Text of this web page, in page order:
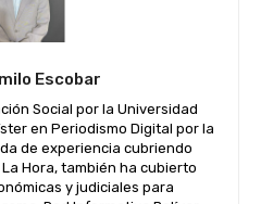
Escobar
Social por la Universidad
en Periodismo Digital por la
de experiencia cubriendo
Hora, también ha cubierto
y judiciales para